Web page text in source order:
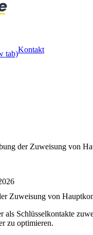
tab)Kontakt
der Zuweisung von
Zuweisung von
als Schlüsselkontakte
zu optimieren.